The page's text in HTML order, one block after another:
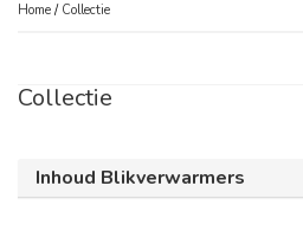
Home / Collectie
Collectie
Inhoud Blikverwarmers